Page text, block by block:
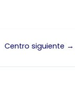
Centro siguiente →